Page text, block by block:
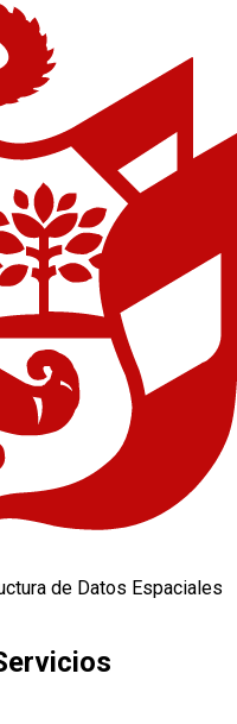
de Datos Espaciales